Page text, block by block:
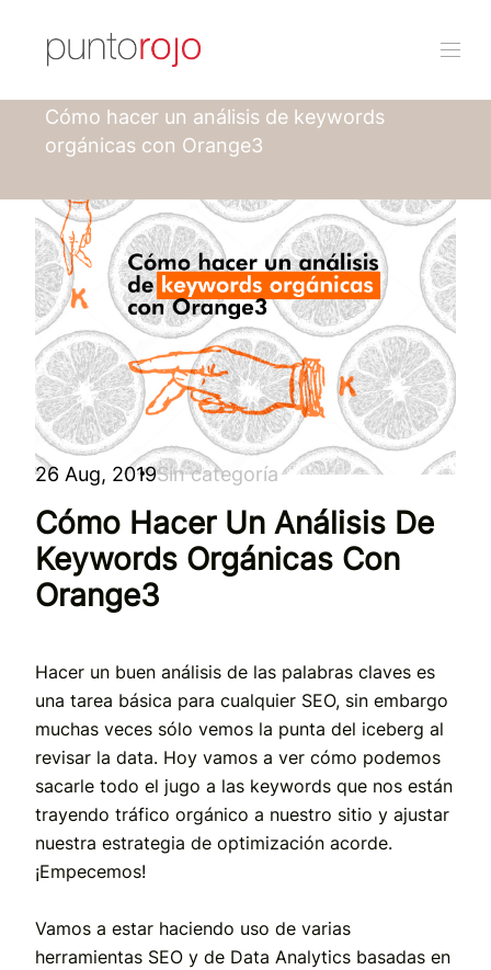
Cómo hacer un análisis de keywords
orgánicas con Orange3
26 Aug, 2019Sin categoría
Cómo Hacer Un Análisis De
Keywords Orgánicas Con
Orange3
Hacer un buen análisis de las palabras claves es
una tarea básica para cualquier SEO, sin embargo
muchas veces sólo vemos la punta del iceberg al
revisar la data. Hoy vamos a ver cómo podemos
sacarle todo el jugo a las keywords que nos están
trayendo tráfico orgánico a nuestro sitio y ajustar
nuestra estrategia de optimización acorde.
¡Empecemos!
Vamos a estar haciendo uso de varias
herramientas SEO y de Data Analytics basadas en